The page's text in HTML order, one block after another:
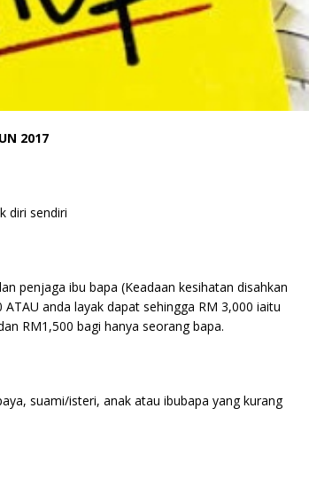
2017
diri sendiri
penjaga ibu bapa (Keadaan kesihatan disahkan
anda layak dapat sehingga RM 3,000 iaitu
RM1,500 bagi hanya seorang bapa.
suami/isteri, anak atau ibubapa yang kurang